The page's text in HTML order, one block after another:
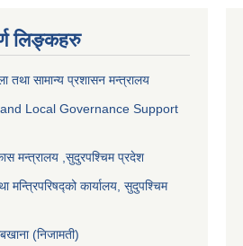
लिङ्कहरु
तथा सामान्य प्रशासन मन्त्रालय
Local Governance Support
मन्त्रालय ,सुदुरपश्चिम प्रदेश
मन्त्रिपरिषद्को कार्यालय, सुदुपश्चिम
(निजामती)